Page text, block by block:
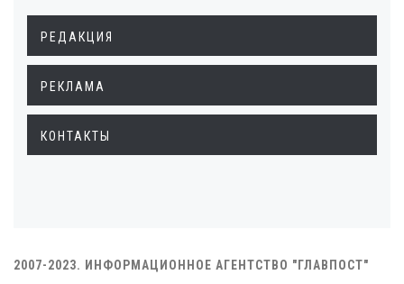
РЕДАКЦИЯ
РЕКЛАМА
КОНТАКТЫ
2007-2023. ИНФОРМАЦИОННОЕ АГЕНТСТВО "ГЛАВПОСТ"